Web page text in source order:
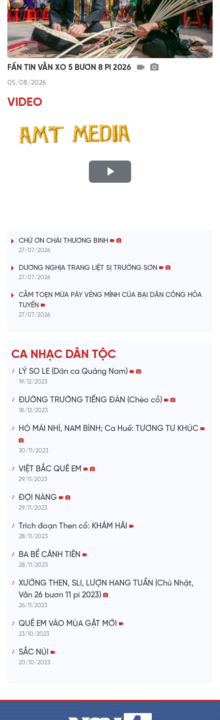
FẤN TIN VẰN XO 5 BƯƠN 8 PI 2026
05/08/2026
VIDEO
P
V
i
o
CHỨ ƠN CHÀI THƯƠNG BINH
27/07/2026
DƯƠNG NGHỊA TRANG LIỆT SỊ TRƯỜNG SƠN
27/07/2026
CẰM TOẸN MỪA PÀY VẺNG MỈNH CÚA BẠI DÂN CÔNG HỎA
TUYẾN
27/07/2026
CA NHẠC DÂN TỘC
LÝ SO LE (Dân ca Quảng Nam)
19/12/2023
ĐƯỜNG TRƯỜNG TIẾNG ĐÀN (Chèo cổ)
18/12/2023
HÒ MÁI NHÌ, NAM BÌNH; Ca Huế: TƯƠNG TƯ KHÚC
30/11/2023
VIỆT BẮC QUÊ EM
29/11/2023
ĐỢI NÀNG
29/11/2023
Trích đoạn Then cổ: KHẢM HẢI
28/11/2023
BA BỂ CẢNH TIÊN
28/11/2023
XƯỚNG THEN, SLI, LƯỢN HANG TUẦN (Chủ Nhật,
Vằn 26 bươn 11 pi 2023)
26/11/2023
QUÊ EM VÀO MÙA GẶT MỚI
23/10/2023
SẮC NÚI
20/10/2023